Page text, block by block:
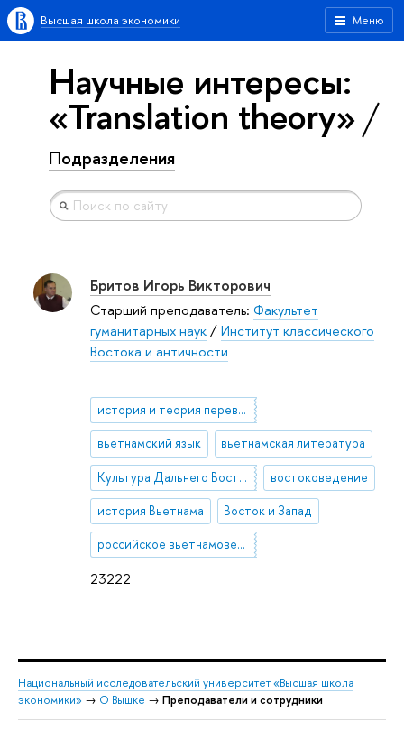
Меню
Высшая школа экономики
Научные интересы:
«Translation theory»
Подразделения
23222
Бритов Игорь Викторович
Старший преподаватель: Факультет
гуманитарных наук/Институт классического
Востока и античности
история и теория перевода
вьетнамский язык вьетнамская литература
Культура Дальнего Востока востоковедение
история Вьетнама Восток и Запад
российское вьетнамоведение
Национальный исследовательский университет «Высшая школа
экономики» → О Вышке → Преподаватели и сотрудники